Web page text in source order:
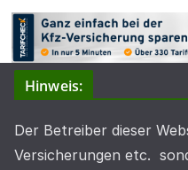
Hinweis:
Der Betreiber dieser
Versicherungen etc.